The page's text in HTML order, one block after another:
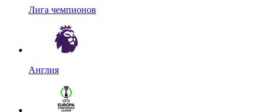
Лига чемпионов
Англия